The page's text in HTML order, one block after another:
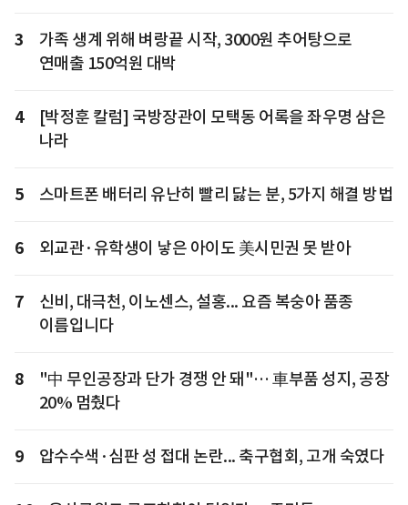
3
가족 생계 위해 벼랑끝 시작, 3000원 추어탕으로
연매출 150억원 대박
4
[박정훈 칼럼] 국방장관이 모택동 어록을 좌우명 삼은
나라
5 스마트폰 배터리 유난히 빨리 닳는 분, 5가지 해결 방법
6 외교관·유학생이 낳은 아이도 美시민권 못 받아
7
신비, 대극천, 이노센스, 설홍... 요즘 복숭아 품종
이름입니다
8
"中 무인공장과 단가 경쟁 안 돼"… 車부품 성지, 공장
20% 멈췄다
9 압수수색·심판 성 접대 논란... 축구협회, 고개 숙였다